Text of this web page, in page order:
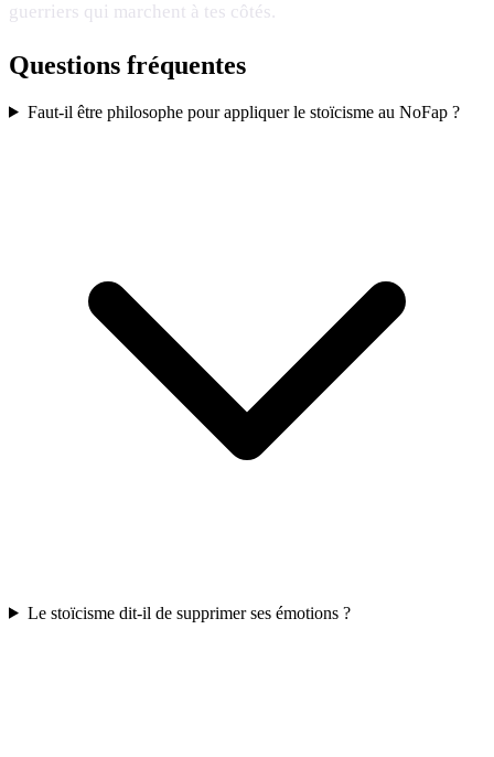
guerriers qui marchent à tes côtés.
Questions fréquentes
Faut-il être philosophe pour appliquer le stoïcisme au NoFap ?
Le stoïcisme dit-il de supprimer ses émotions ?